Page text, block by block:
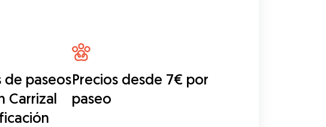
de paseos
Carrizal
Precios desde 7€ por
paseo